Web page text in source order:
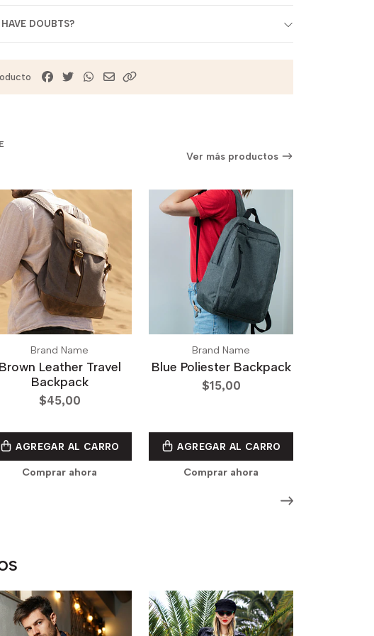
DOUBTS?
Ver más productos
Brand Name
Brown Leather Travel
Backpack
$45,00
AGREGAR AL CARRO
Comprar ahora
Brand Name
Blue Poliester Backpack
$15,00
AGREGAR AL CARRO
Comprar ahora